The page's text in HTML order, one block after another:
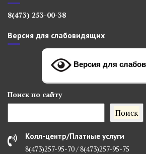
8(473) 253-00-38
Версия для слабовидящих
Версия для
Поиск по сайту
Поиск
Колл-центр/Платные услуги
8(473)257-95-70 / 8(473)257-95-75